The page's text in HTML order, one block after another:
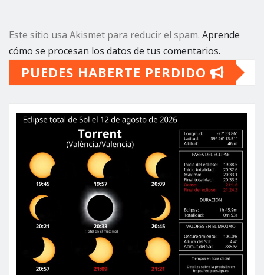
Este sitio usa Akismet para reducir el spam. Aprende
cómo se procesan los datos de tus comentarios.
PUEDES HABERTE PERDIDO